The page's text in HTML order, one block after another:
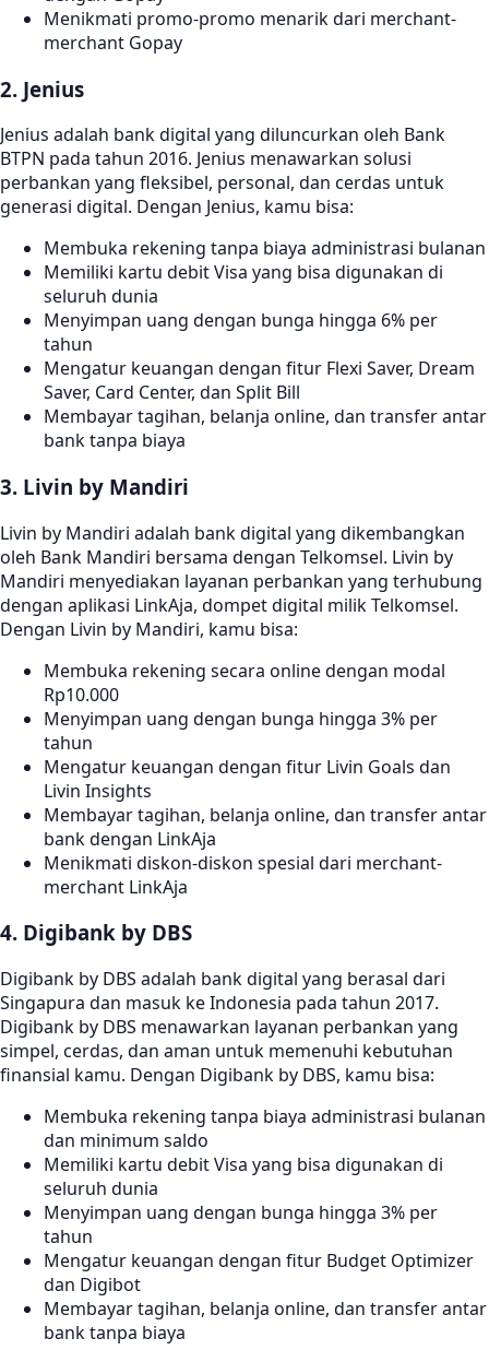
Menikmati promo-promo menarik dari merchant-
merchant Gopay
2. Jenius
Jenius adalah bank digital yang diluncurkan oleh Bank
BTPN pada tahun 2016. Jenius menawarkan solusi
perbankan yang fleksibel, personal, dan cerdas untuk
generasi digital. Dengan Jenius, kamu bisa:
Membuka rekening tanpa biaya administrasi bulanan
Memiliki kartu debit Visa yang bisa digunakan di
seluruh dunia
Menyimpan uang dengan bunga hingga 6% per
tahun
Mengatur keuangan dengan fitur Flexi Saver, Dream
Saver, Card Center, dan Split Bill
Membayar tagihan, belanja online, dan transfer antar
bank tanpa biaya
3. Livin by Mandiri
Livin by Mandiri adalah bank digital yang dikembangkan
oleh Bank Mandiri bersama dengan Telkomsel. Livin by
Mandiri menyediakan layanan perbankan yang terhubung
dengan aplikasi LinkAja, dompet digital milik Telkomsel.
Dengan Livin by Mandiri, kamu bisa:
Membuka rekening secara online dengan modal
Rp10.000
Menyimpan uang dengan bunga hingga 3% per
tahun
Mengatur keuangan dengan fitur Livin Goals dan
Livin Insights
Membayar tagihan, belanja online, dan transfer antar
bank dengan LinkAja
Menikmati diskon-diskon spesial dari merchant-
merchant LinkAja
4. Digibank by DBS
Digibank by DBS adalah bank digital yang berasal dari
Singapura dan masuk ke Indonesia pada tahun 2017.
Digibank by DBS menawarkan layanan perbankan yang
simpel, cerdas, dan aman untuk memenuhi kebutuhan
finansial kamu. Dengan Digibank by DBS, kamu bisa:
Membuka rekening tanpa biaya administrasi bulanan
dan minimum saldo
Memiliki kartu debit Visa yang bisa digunakan di
seluruh dunia
Menyimpan uang dengan bunga hingga 3% per
tahun
Mengatur keuangan dengan fitur Budget Optimizer
dan Digibot
Membayar tagihan, belanja online, dan transfer antar
bank tanpa biaya